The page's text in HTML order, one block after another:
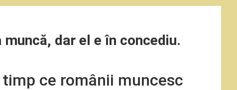
dar el e în concediu.
ce românii muncesc